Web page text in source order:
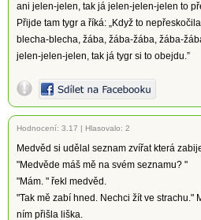
ani jelen-jelen, tak já jelen-jelen-jelen to
Přijde tam tygr a říká: „Když to
blecha-blecha, žába, žába-žába, žába-
jelen-jelen-jelen, tak já tygr si to obejdu.”
Hodnocení: 3.17 | Hlasovalo: 2
Medvěd si udělal seznam zvířat která
"Medvěde máš mě na svém seznamu? "
"Mám. " řekl medvěd.
"Tak mě zabí hned. Nechci žít ve strachu."
ním přišla liška.